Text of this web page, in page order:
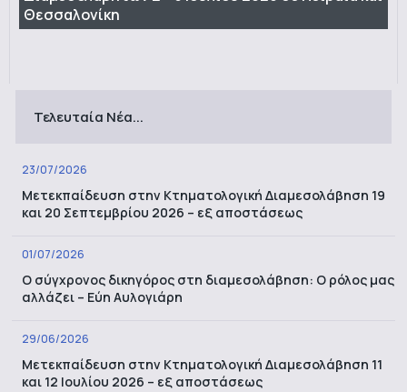
Θεσσαλονίκη
Τελευταία Νέα...
23/07/2026
Μετεκπαίδευση στην Κτηματολογική Διαμεσολάβηση 19
και 20 Σεπτεμβρίου 2026 – εξ αποστάσεως
01/07/2026
Ο σύγχρονος δικηγόρος στη διαμεσολάβηση: Ο ρόλος μας
αλλάζει – Εύη Αυλογιάρη
29/06/2026
Μετεκπαίδευση στην Κτηματολογική Διαμεσολάβηση 11
και 12 Ιουλίου 2026 – εξ αποστάσεως